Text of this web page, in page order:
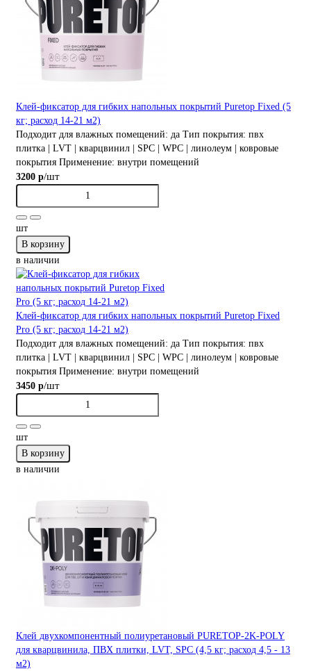
Клей-фиксатор для гибких напольных покрытий Puretop Fixed (5
кг; расход 14-21 м2)
Подходит для влажных помещений: да Тип покрытия: пвх
плитка | LVT | кварцвинил | SPC | WPC | линолеум | ковровые
покрытия Применение: внутри помещений
3200 р/шт
шт
В корзину
в наличии
Клей-фиксатор для гибких напольных покрытий Puretop Fixed
Pro (5 кг; расход 14-21 м2)
Подходит для влажных помещений: да Тип покрытия: пвх
плитка | LVT | кварцвинил | SPC | WPC | линолеум | ковровые
покрытия Применение: внутри помещений
3450 р/шт
шт
В корзину
в наличии
Клей двухкомпонентный полиуретановый PURETOP-2K-POLY
для кварцвинила, ПВХ плитки, LVT, SPC (4,5 кг; расход 4,5 - 13
м2)